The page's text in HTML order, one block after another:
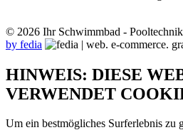
© 2026 Ihr Schwimmbad -
by fedia
HINWEIS: DIESE
VERWENDET
Um ein bestmögliches Surferlebnis zu